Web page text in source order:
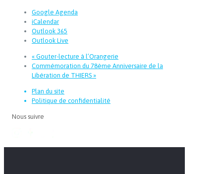
Google Agenda
iCalendar
Outlook 365
Outlook Live
« Gouter-lecture à l’Orangerie
Commémoration du 78ème Anniversaire de la
Libération de THIERS »
Plan du site
Politique de confidentialité
Nous suivre